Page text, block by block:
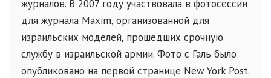
журналов. В 2007 году участвовала в фотосессии
для журнала Maxim, организованной для
израильских моделей, прошедших срочную
службу в израильской армии. Фото с Галь было
опубликовано на первой странице New York Post.